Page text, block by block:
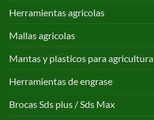
Herramientas agricolas
Mallas agricolas
Mantas y plasticos para agricultura
Herramientas de engrase
Brocas Sds plus / Sds Max